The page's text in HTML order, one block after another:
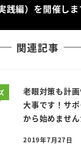
践編）を開催しま
関連記事
老眼対策も計
大事です！サ
から始めません
投稿日
2019年7月27日